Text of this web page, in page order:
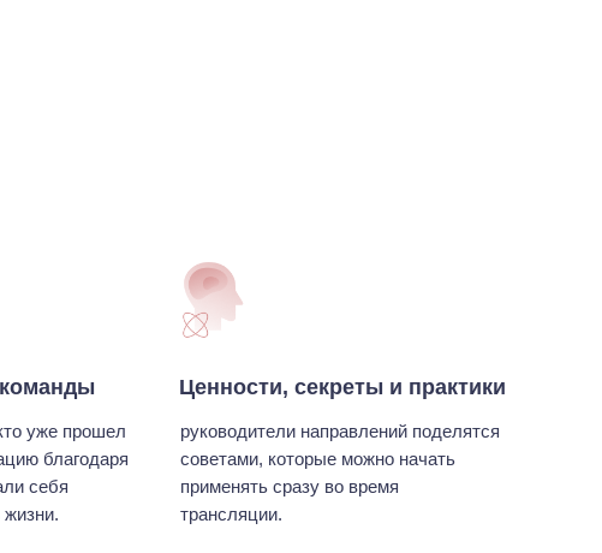
уже прошел
благодаря
себя
руководители направлений поделятся
советами, которые можно начать
применять сразу во время
трансляции.
Ценности, секреты и практики